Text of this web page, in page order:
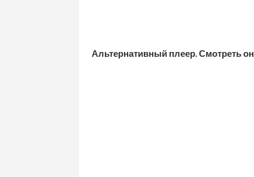
Альтернативный плеер. Смотреть